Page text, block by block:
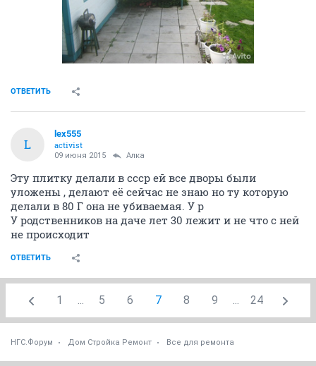
ОТВЕТИТЬ
L
lex555
activist
09 июня 2015 Алка
Эту плитку делали в ссср ей все дворы были
уложены , делают её сейчас не знаю но ту которую
делали в 80 Г она не убиваемая. У р
У родственников на даче лет 30 лежит и не что с ней
не происходит
ОТВЕТИТЬ
1 ... 5 6 7 8 9 ... 24
НГС.Форум Дом Стройка Ремонт Все для ремонта